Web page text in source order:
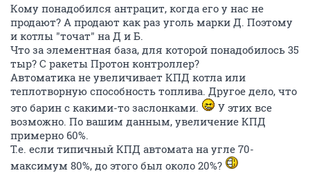
Кому понадобился антрацит, когда его у нас не
продают? А продают как раз уголь марки Д. Поэтому
и котлы "точат" на Д и Б.
Что за элементная база, для которой понадобилось 35
тыр? С ракеты Протон контроллер?
Автоматика не увеличивает КПД котла или
теплотворную способность топлива. Другое дело, что
это барин с какими-то заслонками.
У этих все
возможно. По вашим данным, увеличение КПД
примерно 60%.
Т.е. если типичный КПД автомата на угле 70-
максимум 80%, до этого был около 20%?